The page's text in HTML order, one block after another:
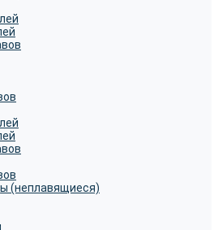
(неплавящиеся)